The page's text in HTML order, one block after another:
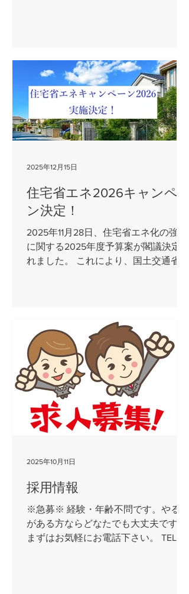
床・天井・クロス共に交換し新しい洗
面化粧台も取付けました。 毎日使用す
る場所ですので快適にお使い頂ければ
と思います。 浴室は1度リフォームを
されていたN様邸。 それでもタイル貼
りの浴室は冬になると広さのせいもあ
す。 今回ユニットバスに交換され、断
なったと思います。 Ｎ様、この度はご
依頼頂きまして誠にありがとうござい
家をさらに長く快適に住み続ける為
に、快適なリフォームのお手伝いがで
きたことを嬉しく思います。 2026年
をしてみませんか？
住宅省エネ2026キャンペー
ン決定！
2025年11月28日、住宅省エネ化の強化
に関する2025年度予算案が閣議決定さ
れました。 これにより、国土交通省・
請に間に合わないと諦めてしまった
方、今年は無理だったけど来年なら…
という方はこの機会に是非ご検討下さ
い。 また公式からの発表があり次第、
引き続き情報を掲載していきたいと思
います。
2025年12月15日
採用情報
※急募※ 経験・年齢不問です。やる気
がある方ならどなたでも大丈夫です！
まずはお気軽にお電話下さい。 TEL
2025年10月11日